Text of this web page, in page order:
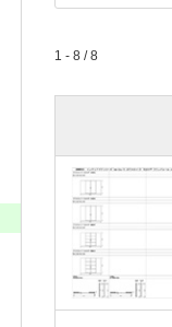
1 - 8 / 8